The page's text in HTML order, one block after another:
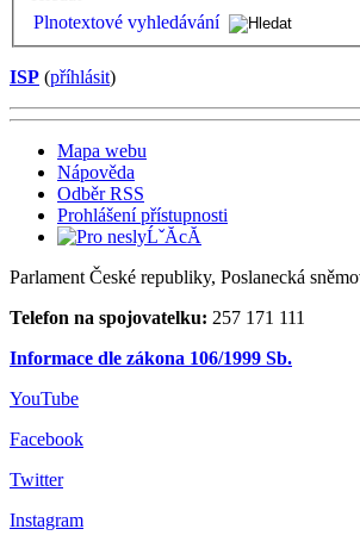
Plnotextové vyhledávání
ISP (příhlásit)
Mapa webu
Nápověda
Odběr RSS
Prohlášení přístupnosti
Parlament České republiky, Poslanecká
Telefon na spojovatelku: 257 171 111
Informace dle zákona 106/1999 Sb.
YouTube
Facebook
Twitter
Instagram